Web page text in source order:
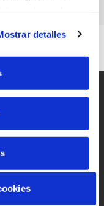
funcione y que
consultar
Cookies
detalles